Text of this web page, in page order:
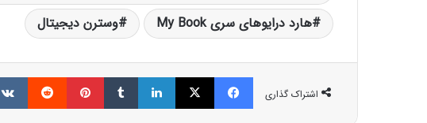
هارد درایوهای سری My Book
وسترن دیجیتال
اشتراک گذاری
فیسبوک ایکس لینکداین تامبلر پینتریست Reddit